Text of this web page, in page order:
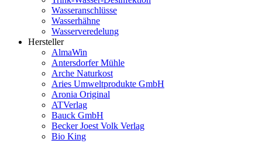
Wasseranschlüsse
Wasserhähne
Wasserveredelung
Hersteller
AlmaWin
Antersdorfer Mühle
Arche Naturkost
Aries Umweltprodukte GmbH
Aronia Original
ATVerlag
Bauck GmbH
Becker Joest Volk Verlag
Bio King